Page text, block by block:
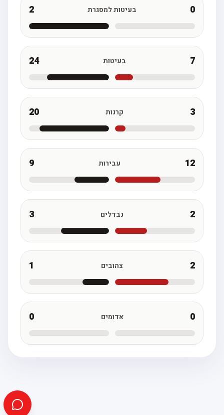
בעיטות למסגרת
בעיטות 24
קרנות 20
12 עבירות
נבדלים
צהובים
אדומים